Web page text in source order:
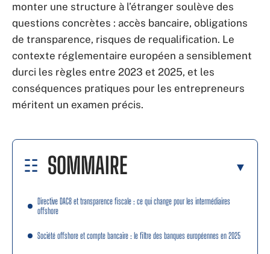
monter une structure à l’étranger soulève des
questions concrètes : accès bancaire, obligations
de transparence, risques de requalification. Le
contexte réglementaire européen a sensiblement
durci les règles entre 2023 et 2025, et les
conséquences pratiques pour les entrepreneurs
méritent un examen précis.
SOMMAIRE
Directive DAC8 et transparence fiscale : ce qui change pour les intermédiaires
offshore
Société offshore et compte bancaire : le filtre des banques européennes en 2025